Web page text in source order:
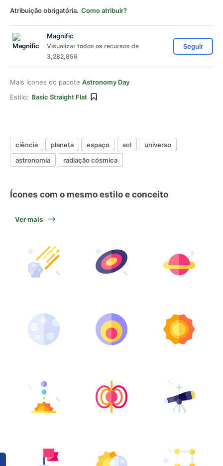
Atribuição obrigatória. Como atribuir?
Magnific
Visualizar todos os recursos de
3,282,856
Seguir
Mais ícones do pacote Astronomy Day
Estilo: Basic Straight Flat
ciência planeta espaço sol
universo
astronomia
radiação cósmica
Ícones com o mesmo estilo e conceito
Ver mais